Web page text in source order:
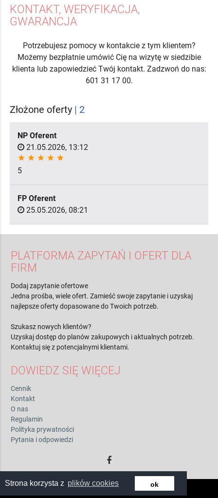
Strona korzysta z plików cookies ok
KONTAKT, WERYFIKACJA,
GWARANCJA
Potrzebujesz pomocy w kontakcie z tym klientem?
Możemy bezpłatnie umówić Cię na wizytę w siedzibie
klienta lub zapowiedzieć Twój kontakt. Zadzwoń do nas:
601 31 17 00.
Złożone oferty | 2
NP Oferent
21.05.2026, 13:12
star star star star star
5
FP Oferent
25.05.2026, 08:21
PLATFORMA ZAPYTAŃ I OFERT DLA
FIRM
Dodaj zapytanie ofertowe
Jedna prośba, wiele ofert. Zamieść swoje zapytanie i uzyskaj
najlepsze oferty dopasowane do Twoich potrzeb.
Szukasz nowych klientów?
Uzyskaj dostęp do planów zakupowych i aktualnych potrzeb.
Kontaktuj się z potencjalnymi klientami.
DOWIEDZ SIĘ WIĘCEJ
Cennik
Kontakt
O nas
Regulamin
Polityka prywatności
Pytania i odpowiedzi